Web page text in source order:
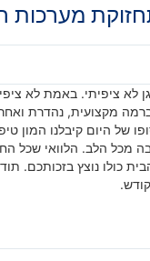
לא ציפיתי. באמת לא
מקצועית, נהדרת
של היום קיבלנו המון
מכל הלב. הלוואי שכל
כולו נוצץ בזכותכם.